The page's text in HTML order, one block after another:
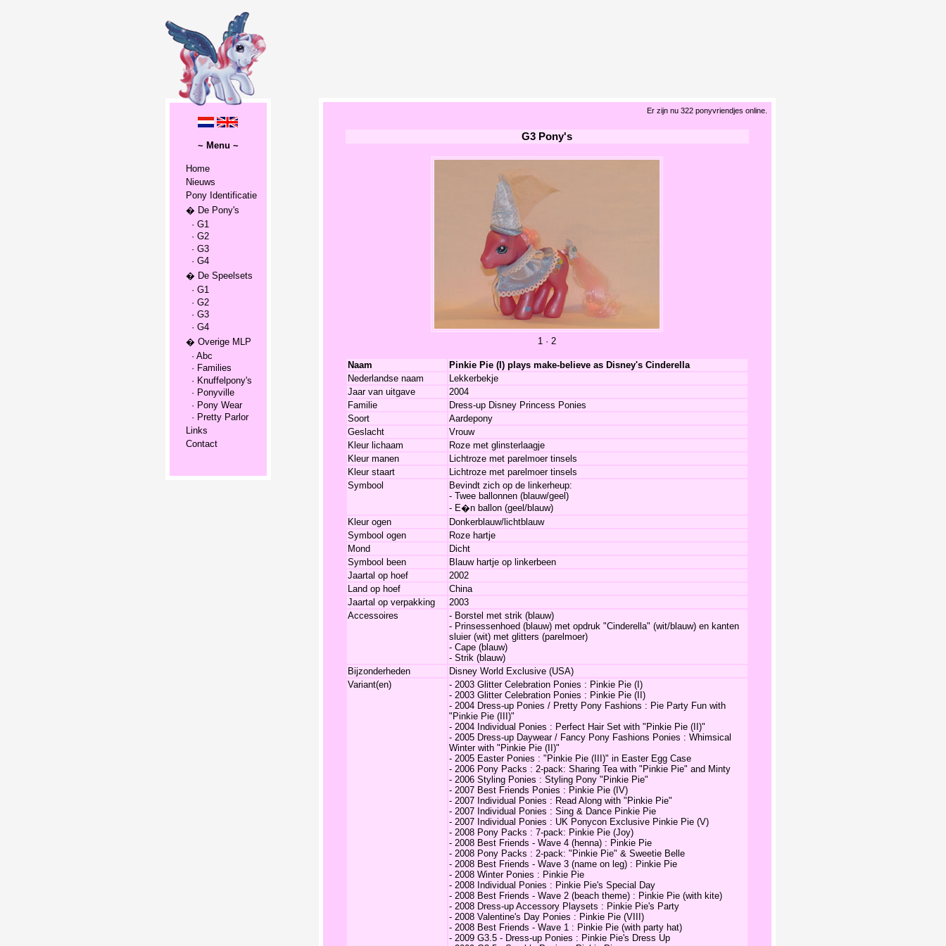
~ Menu ~
Home
Nieuws
Pony Identificatie
� De Pony's
· G1
· G2
· G3
· G4
� De Speelsets
· G1
· G2
· G3
· G4
� Overige MLP
· Abc
· Families
· Knuffelpony's
· Ponyville
· Pony Wear
· Pretty Parlor
Links
Contact
Er zijn nu 322 ponyvriendjes online.
G3 Pony's
1 · 2
Naam
Pinkie Pie (I) plays make-believe as Disney's Cinderella
Nederlandse naam
Lekkerbekje
Jaar van uitgave
2004
Familie
Dress-up Disney Princess Ponies
Soort
Aardepony
Geslacht
Vrouw
Kleur lichaam
Roze met glinsterlaagje
Kleur manen
Lichtroze met parelmoer tinsels
Kleur staart
Lichtroze met parelmoer tinsels
Symbool
Bevindt zich op de linkerheup:
- Twee ballonnen (blauw/geel)
- E�n ballon (geel/blauw)
Kleur ogen
Donkerblauw/lichtblauw
Symbool ogen
Roze hartje
Mond
Dicht
Symbool been
Blauw hartje op linkerbeen
Jaartal op hoef
2002
Land op hoef
China
Jaartal op verpakking
2003
Accessoires
- Borstel met strik (blauw)
- Prinsessenhoed (blauw) met opdruk "Cinderella" (wit/blauw) en kanten
sluier (wit) met glitters (parelmoer)
- Cape (blauw)
- Strik (blauw)
Bijzonderheden
Disney World Exclusive (USA)
Variant(en)
- 2003 Glitter Celebration Ponies : Pinkie Pie (I)
- 2003 Glitter Celebration Ponies : Pinkie Pie (II)
- 2004 Dress-up Ponies / Pretty Pony Fashions : Pie Party Fun with
"Pinkie Pie (III)"
- 2004 Individual Ponies : Perfect Hair Set with "Pinkie Pie (II)"
- 2005 Dress-up Daywear / Fancy Pony Fashions Ponies : Whimsical
Winter with "Pinkie Pie (II)"
- 2005 Easter Ponies : "Pinkie Pie (III)" in Easter Egg Case
- 2006 Pony Packs : 2-pack: Sharing Tea with "Pinkie Pie" and Minty
- 2006 Styling Ponies : Styling Pony "Pinkie Pie"
- 2007 Best Friends Ponies : Pinkie Pie (IV)
- 2007 Individual Ponies : Read Along with "Pinkie Pie"
- 2007 Individual Ponies : Sing & Dance Pinkie Pie
- 2007 Individual Ponies : UK Ponycon Exclusive Pinkie Pie (V)
- 2008 Pony Packs : 7-pack: Pinkie Pie (Joy)
- 2008 Best Friends - Wave 4 (henna) : Pinkie Pie
- 2008 Pony Packs : 2-pack: "Pinkie Pie" & Sweetie Belle
- 2008 Best Friends - Wave 3 (name on leg) : Pinkie Pie
- 2008 Winter Ponies : Pinkie Pie
- 2008 Individual Ponies : Pinkie Pie's Special Day
- 2008 Best Friends - Wave 2 (beach theme) : Pinkie Pie (with kite)
- 2008 Dress-up Accessory Playsets : Pinkie Pie's Party
- 2008 Valentine's Day Ponies : Pinkie Pie (VIII)
- 2008 Best Friends - Wave 1 : Pinkie Pie (with party hat)
- 2009 G3.5 - Dress-up Ponies : Pinkie Pie's Dress Up